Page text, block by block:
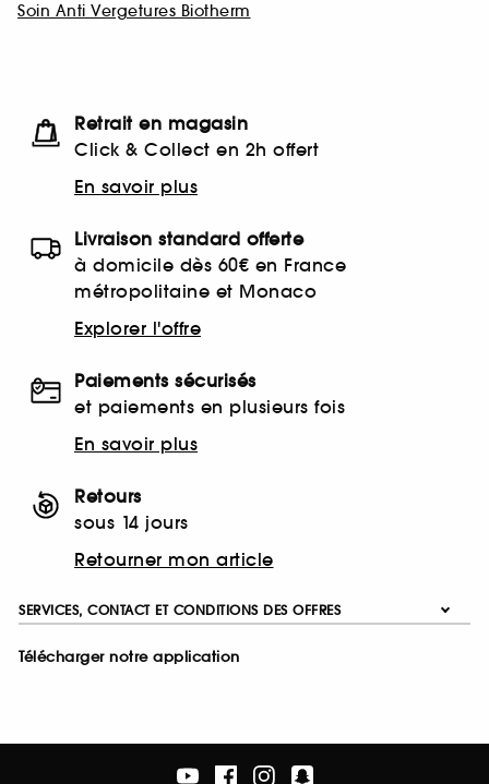
Soin Anti Vergetures Biotherm
Retrait en magasin
Click & Collect en 2h offert
En savoir plus
Livraison standard offerte
à domicile dès 60€ en France
métropolitaine et Monaco
Explorer l'offre
Paiements sécurisés
et paiements en plusieurs fois
En savoir plus
Retours
sous 14 jours
Retourner mon article
SERVICES, CONTACT ET CONDITIONS DES OFFRES
Télécharger notre application